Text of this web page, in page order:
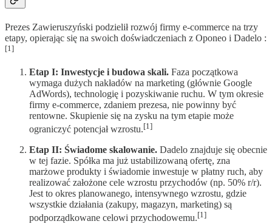
Prezes Zawieruszyński podzielił rozwój firmy e-commerce na trzy
etapy, opierając się na swoich doświadczeniach z Oponeo i Dadelo :
[1]
Etap I: Inwestycje i budowa skali. Faza początkowa
wymaga dużych nakładów na marketing (głównie Google
AdWords), technologię i pozyskiwanie ruchu. W tym okresie
firmy e-commerce, zdaniem prezesa, nie powinny być
rentowne. Skupienie się na zysku na tym etapie może
ograniczyć potencjał wzrostu.[1]
Etap II: Świadome skalowanie. Dadelo znajduje się obecnie
w tej fazie. Spółka ma już ustabilizowaną ofertę, zna
marżowe produkty i świadomie inwestuje w płatny ruch, aby
realizować założone cele wzrostu przychodów (np. 50% r/r).
Jest to okres planowanego, intensywnego wzrostu, gdzie
wszystkie działania (zakupy, magazyn, marketing) są
podporządkowane celowi przychodowemu.[1]